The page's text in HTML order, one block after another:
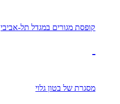
קופסת מגורים במגדל תל-אביבי
מסגרת של בטון גלוי